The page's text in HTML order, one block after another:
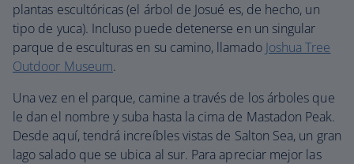
plantas escultóricas (el árbol de Josué es, de hecho, un
tipo de yuca). Incluso puede detenerse en un singular
parque de esculturas en su camino, llamado Joshua Tree
Outdoor Museum.
Una vez en el parque, camine a través de los árboles que
le dan el nombre y suba hasta la cima de Mastadon Peak.
Desde aquí, tendrá increíbles vistas de Salton Sea, un gran
lago salado que se ubica al sur. Para apreciar mejor las